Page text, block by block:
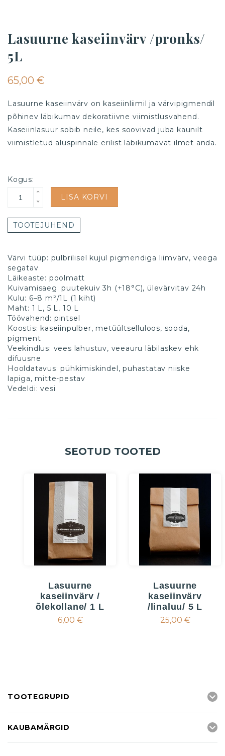
Lasuurne kaseiinvärv /pronks/
5L
65,00 €
Lasuurne kaseiinvärv on kaseiinliimil ja värvipigmendil
põhinev läbikumav dekoratiivne viimistlusvahend.
Kaseiinlasuur sobib neile, kes soovivad juba kaunilt
viimistletud aluspinnale erilist läbikumavat ilmet anda.
Kogus:
LISA KORVI
TOOTEJUHEND
Värvi tüüp: pulbrilisel kujul pigmendiga liimvärv, veega
segatav
Läikeaste: poolmatt
Kuivamisaeg: puutekuiv 3h (+18°C), ülevärvitav 24h
Kulu: 6–8 m²/1L (1 kiht)
Maht: 1 L, 5 L, 10 L
Töövahend: pintsel
Koostis: kaseiinpulber, metüültselluloos, sooda,
pigment
Veekindlus: vees lahustuv, veeauru läbilaskev ehk
difuusne
Hooldatavus: pühkimiskindel, puhastatav niiske
lapiga, mitte-pestav
Vedeldi: vesi
SEOTUD TOOTED
Lasuurne
kaseiinvärv /
õlekollane/ 1 L
6,00 €
Lasuurne
kaseiinvärv
/linaluu/ 5 L
25,00 €
TOOTEGRUPID
KAUBAMÄRGID